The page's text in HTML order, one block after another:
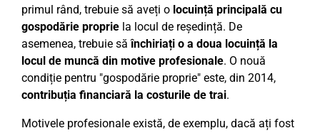
primul rând, trebuie să aveți o locuință principală cu
gospodărie proprie la locul de reședință. De
asemenea, trebuie săînchiriați o a doua locuință la
locul de muncă din motive profesionale. O nouă
condiție pentru "gospodărie proprie" este, din 2014,
contribuția financiară la costurile de trai.
Motivele profesionale există, de exemplu, dacă ați fost